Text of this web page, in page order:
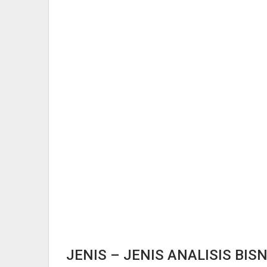
JENIS – JENIS ANALISIS